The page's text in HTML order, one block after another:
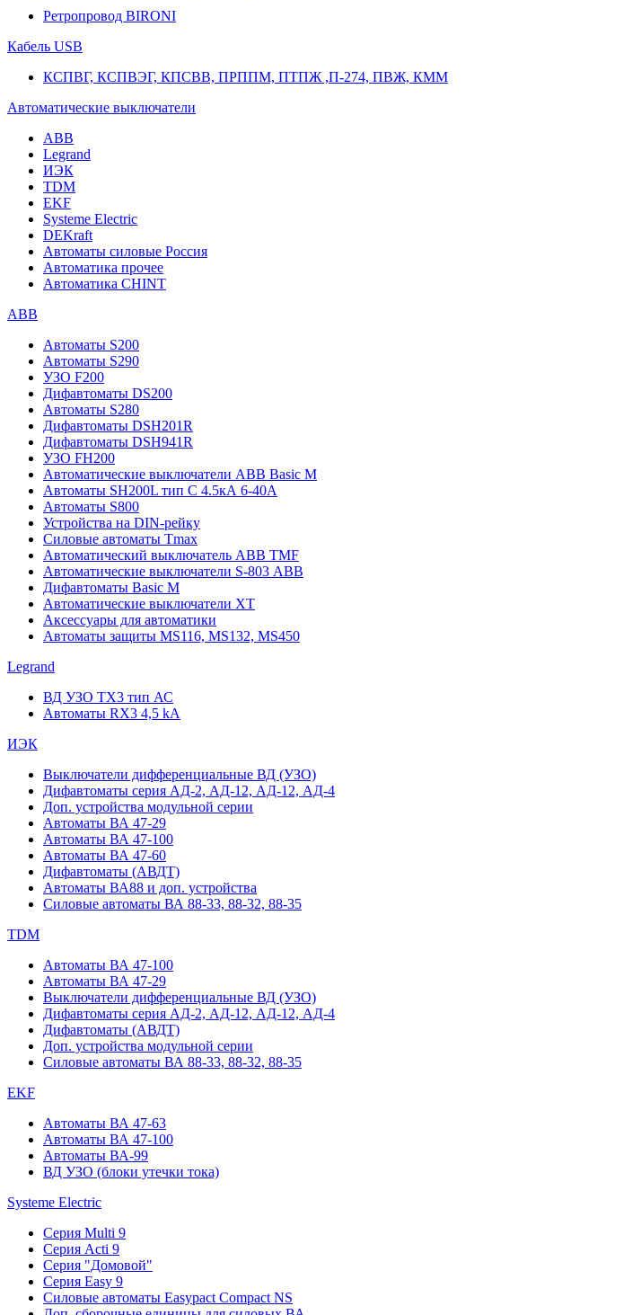
Ретропровод BIRONI
Кабель USB
КСПВГ, КСПВЭГ, КПСВВ, ПРППМ, ПТПЖ ,П-274, ПВЖ, КММ
Автоматические выключатели
ABB
Legrand
ИЭК
TDM
EKF
Systeme Electric
DEKraft
Автоматы силовые Россия
Автоматика прочее
Автоматика CHINT
ABB
Автоматы S200
Автоматы S290
УЗО F200
Дифавтоматы DS200
Автоматы S280
Дифавтоматы DSH201R
Дифавтоматы DSH941R
УЗО FH200
Автоматические выключатели ABB Basic M
Автоматы SH200L тип С 4.5кА 6-40А
Автоматы S800
Устройства на DIN-рейку
Силовые автоматы Tmax
Автоматический выключатель ABB TMF
Автоматические выключатели S-803 АВВ
Дифавтоматы Basic M
Автоматические выключатели XT
Аксессуары для автоматики
Автоматы защиты MS116, MS132, MS450
Legrand
ВД УЗО TX3 тип АС
Автоматы RX3 4,5 kA
ИЭК
Выключатели дифференциальные ВД (УЗО)
Дифавтоматы серия АД-2, АД-12, АД-12, АД-4
Доп. устройства модульной серии
Автоматы ВА 47-29
Автоматы ВА 47-100
Автоматы ВА 47-60
Дифавтоматы (АВДТ)
Автоматы ВА88 и доп. устройства
Силовые автоматы ВА 88-33, 88-32, 88-35
TDM
Автоматы ВА 47-100
Автоматы ВА 47-29
Выключатели дифференциальные ВД (УЗО)
Дифавтоматы серия АД-2, АД-12, АД-12, АД-4
Дифавтоматы (АВДТ)
Доп. устройства модульной серии
Силовые автоматы ВА 88-33, 88-32, 88-35
EKF
Автоматы ВА 47-63
Автоматы ВА 47-100
Автоматы ВА-99
ВД УЗО (блоки утечки тока)
Systeme Electric
Серия Multi 9
Серия Acti 9
Серия "Домовой"
Серия Easy 9
Силовые автоматы Easypact Compact NS